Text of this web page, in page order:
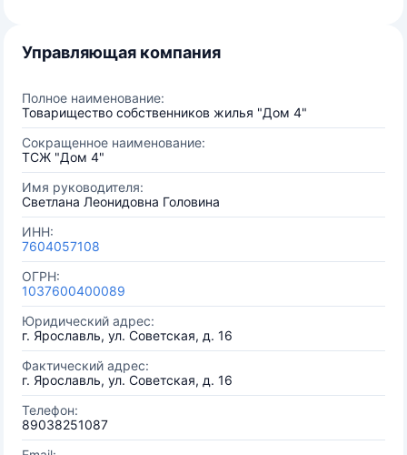
Управляющая компания
Полное наименование:
Товарищество собственников жилья "Дом 4"
Сокращенное наименование:
ТСЖ "Дом 4"
Имя руководителя:
Светлана Леонидовна Головина
ИНН:
7604057108
ОГРН:
1037600400089
Юридический адрес:
г. Ярославль, ул. Советская, д. 16
Фактический адрес:
г. Ярославль, ул. Советская, д. 16
Телефон:
89038251087